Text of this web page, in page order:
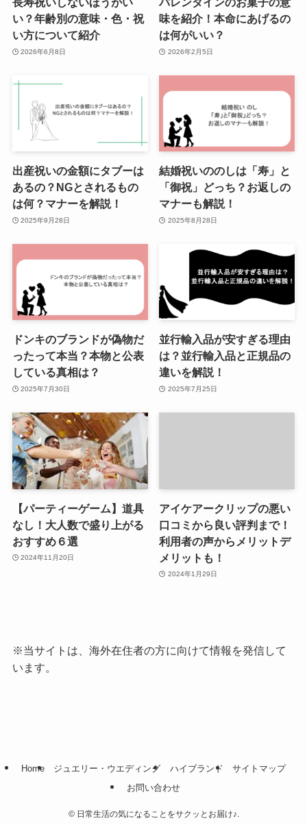
い？年齢別の意味・色・祝
い方について紹介
2026年6月8日
味を紹介！本命にあげるの
は何がいい？
2026年2月5日
出産祝いの金額にタブーは
あるの？NGとされるもの
は何？マナーを解説！
2025年9月28日
結婚祝いののしは「寿」と
「御祝」どっち？お返しの
マナーも解説！
2025年8月28日
ドンキのブランドが偽物だ
ったって本当？本物と公表
している真相は？
2025年7月30日
並行輸入品が安すぎる理由
は？並行輸入品と正規品の
違いを解説！
2025年7月25日
【パーティーゲーム】道具
なし！大人数で盛り上がる
おすすめ６選
2024年11月20日
アイケアークリップの悪い
口コミから良い評判まで！
利用者の声からメリットデ
メリットも！
2024年1月29日
※当サイトは、海外在住者の方に向けて情報を発信して
います。
Home ジュエリー・ウエディング ハイブランド
サイトマップ
お問い合わせ
©日常生活の気になることをサクッとお届け♪.